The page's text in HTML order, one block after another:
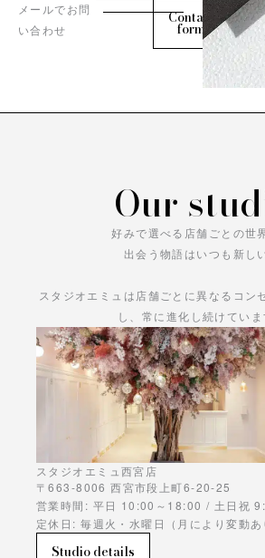
メールでお問
い合わせ
Contact
form
Our
好みで選べる店舗ごとの世
出会う物語はいつも新しい
スタジオエミュは店舗ごとに異なるコン
し、常に進化し続けていま
あなただけの物語をお楽しみく
スタジオエミュ西宮店
〒663-8006 西宮市段上町6-20-25
営業時間: 平日 10:00～18:00 / 土日祝
定休日: 毎週火・水曜日（月により変動あ
Studio details